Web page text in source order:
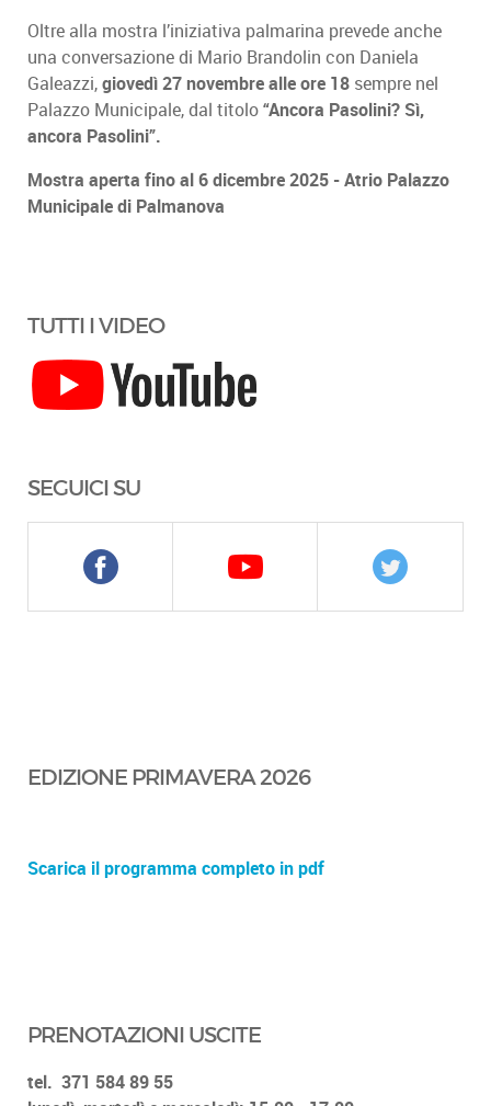
Oltre alla mostra l’iniziativa palmarina prevede anche
una conversazione di Mario Brandolin con Daniela
Galeazzi,giovedì 27 novembre alle ore 18 sempre nel
Palazzo Municipale, dal titolo“Ancora Pasolini? Sì,
ancora Pasolini”.
Mostra aperta fino al 6 dicembre 2025 - Atrio Palazzo
Municipale di Palmanova
TUTTI I VIDEO
SEGUICI SU
EDIZIONE PRIMAVERA 2026
Scarica il programma completo in pdf
PRENOTAZIONI USCITE
tel. 371 584 89 55